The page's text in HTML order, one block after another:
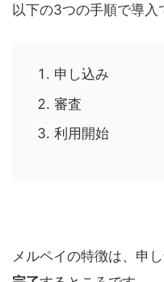
以下の3つの手順で導入
申し込み
審査
利用開始
メルペイの特徴は、申